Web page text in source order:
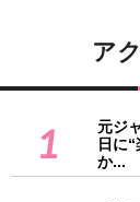
ア
1
元ジ
日に
か...